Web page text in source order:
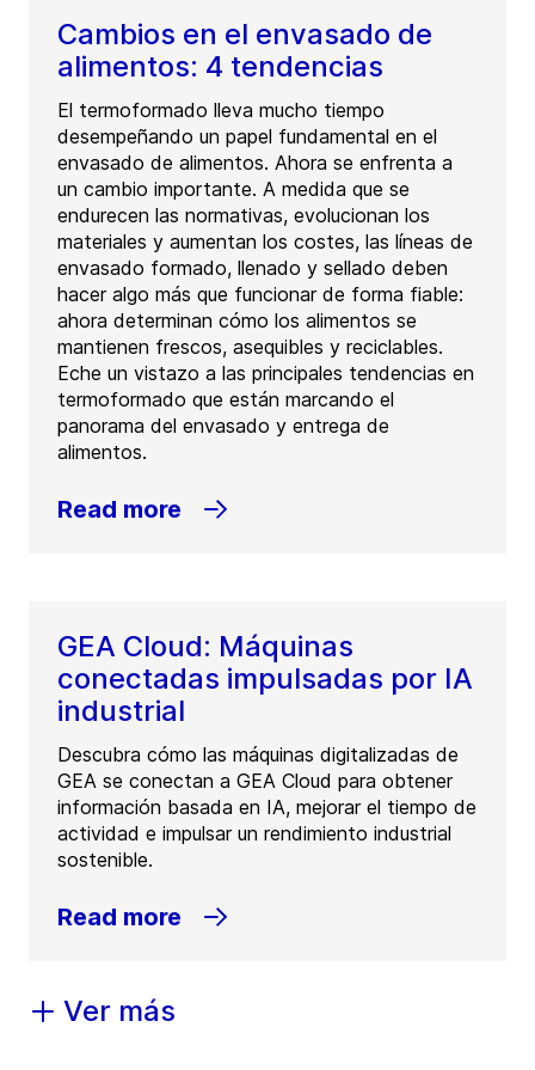
Cambios en el envasado de
alimentos: 4 tendencias
El termoformado lleva mucho tiempo
desempeñando un papel fundamental en el
envasado de alimentos. Ahora se enfrenta a
un cambio importante. A medida que se
endurecen las normativas, evolucionan los
materiales y aumentan los costes, las líneas de
envasado formado, llenado y sellado deben
hacer algo más que funcionar de forma fiable:
ahora determinan cómo los alimentos se
mantienen frescos, asequibles y reciclables.
Eche un vistazo a las principales tendencias en
termoformado que están marcando el
panorama del envasado y entrega de
alimentos.
Read more
GEA Cloud: Máquinas
conectadas impulsadas por IA
industrial
Descubra cómo las máquinas digitalizadas de
GEA se conectan a GEA Cloud para obtener
información basada en IA, mejorar el tiempo de
actividad e impulsar un rendimiento industrial
sostenible.
Read more
Ver más